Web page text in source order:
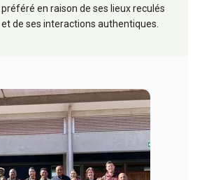
préféré en raison de ses lieux reculés
et de ses interactions authentiques.